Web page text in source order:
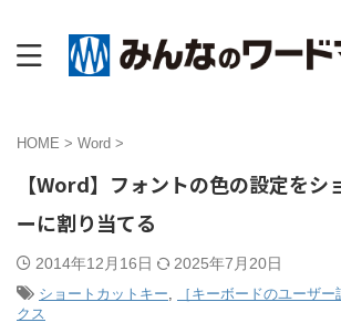
HOME > Word >
【Word】フォントの色の設定をシ
ーに割り当てる
2014年12月16日 2025年7月20日
ショートカットキー,
［キーボードのユーザ
クス